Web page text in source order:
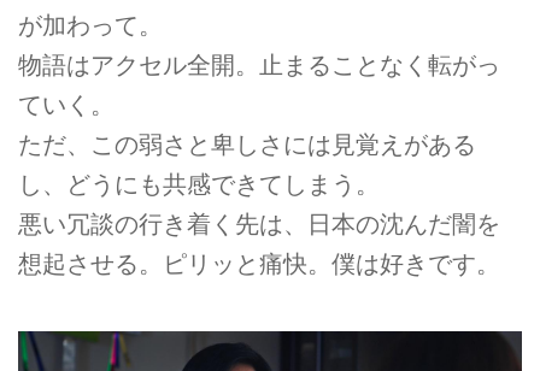
が加わって。
物語はアクセル全開。止まることなく転がっ
ていく。
ただ、この弱さと卑しさには見覚えがある
し、どうにも共感できてしまう。
悪い冗談の行き着く先は、日本の沈んだ闇を
想起させる。ピリッと痛快。僕は好きです。